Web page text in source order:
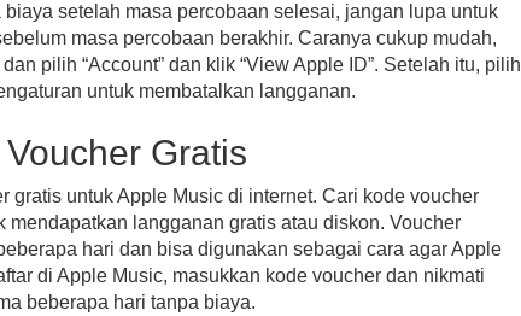
biaya setelah masa percobaan selesai, jangan lupa untuk
masa percobaan berakhir. Caranya cukup mudah,
pilih “Account” dan klik “View Apple ID”. Setelah itu, pilih
untuk membatalkan langganan.
Gratis
gratis untuk Apple Music di internet. Cari kode voucher
mendapatkan langganan gratis atau diskon. Voucher
hari dan bisa digunakan sebagai cara agar Apple
di Apple Music, masukkan kode voucher dan nikmati
beberapa hari tanpa biaya.